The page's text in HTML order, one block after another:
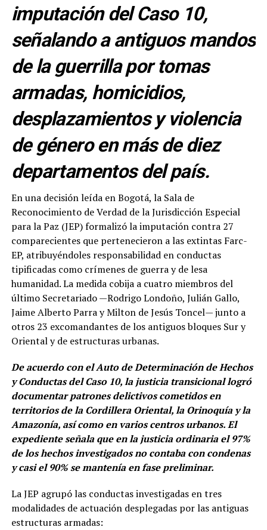
imputación del Caso 10,
señalando a antiguos mandos
de la guerrilla por tomas
armadas, homicidios,
desplazamientos y violencia
de género en más de diez
departamentos del país.
En una decisión leída en Bogotá, la Sala de
Reconocimiento de Verdad de la Jurisdicción Especial
para la Paz (JEP) formalizó la imputación contra 27
comparecientes que pertenecieron a las extintas Farc-
EP, atribuyéndoles responsabilidad en conductas
tipificadas como crímenes de guerra y de lesa
humanidad. La medida cobija a cuatro miembros del
último Secretariado —Rodrigo Londoño, Julián Gallo,
Jaime Alberto Parra y Milton de Jesús Toncel— junto a
otros 23 excomandantes de los antiguos bloques Sur y
Oriental y de estructuras urbanas.
De acuerdo con el Auto de Determinación de Hechos
y Conductas del Caso 10, la justicia transicional logró
documentar patrones delictivos cometidos en
territorios de la Cordillera Oriental, la Orinoquía y la
Amazonía, así como en varios centros urbanos. El
expediente señala que en la justicia ordinaria el 97%
de los hechos investigados no contaba con condenas
y casi el 90% se mantenía en fase preliminar.
La JEP agrupó las conductas investigadas en tres
modalidades de actuación desplegadas por las antiguas
estructuras armadas: